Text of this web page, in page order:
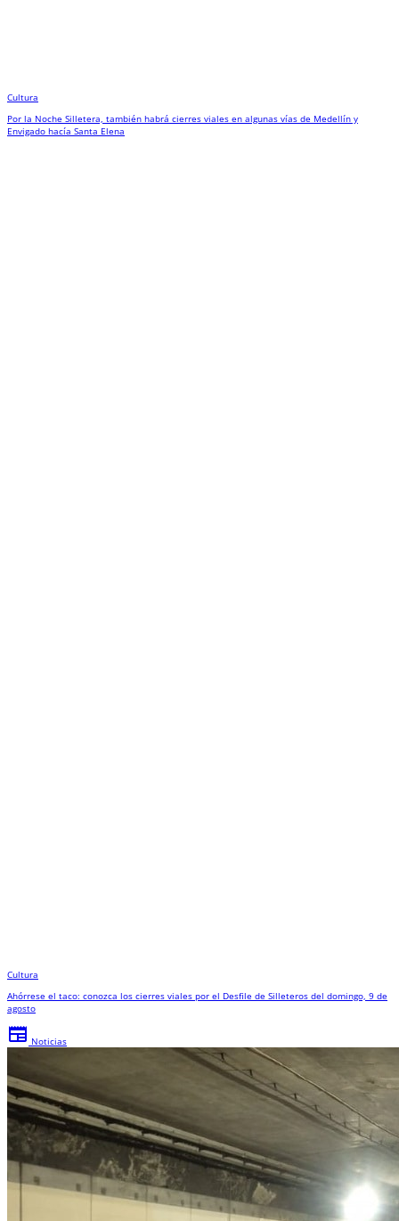
Cultura
Por la Noche Silletera, también habrá cierres viales en algunas vías de Medellín y
Envigado hacía Santa Elena
Cultura
Ahórrese el taco: conozca los cierres viales por el Desfile de Silleteros del domingo, 9 de
agosto
newspaper Noticias